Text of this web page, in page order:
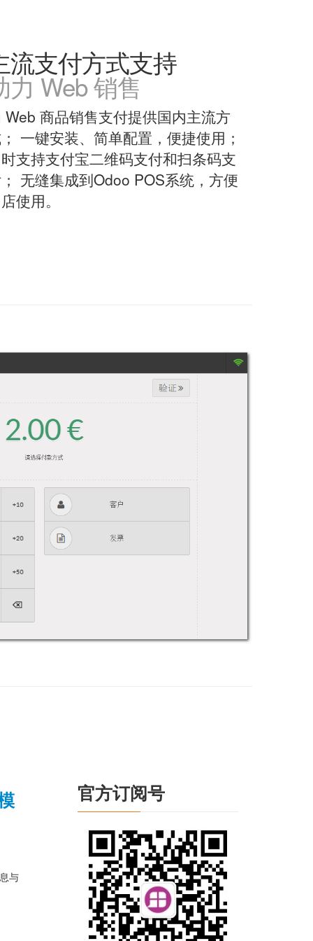
流支付方式支持
力 Web 销售
Web 商品销售支付提供国内主流方
一键安装、简单配置，便捷使用；
支持支付宝二维码支付和扫条码支
无缝集成到Odoo POS系统，方便
使用。
与
官方订阅号